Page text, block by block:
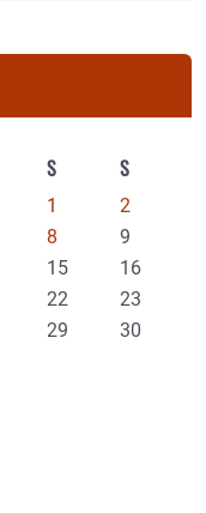
S S
1
2
8
9
15
16
22
23
29
30